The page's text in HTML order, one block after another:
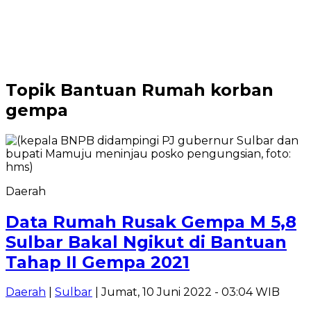
Topik Bantuan Rumah korban
gempa
Daerah
Data Rumah Rusak Gempa M 5,8
Sulbar Bakal Ngikut di Bantuan
Tahap II Gempa 2021
Daerah Sulbar | Jumat, 10 Juni 2022 - 03:04 WIB